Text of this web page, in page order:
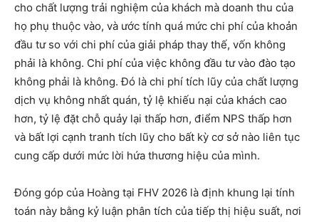
cho chất lượng trải nghiệm của khách mà doanh thu của
họ phụ thuộc vào, và ước tính quá mức chi phí của khoản
đầu tư so với chi phí của giải pháp thay thế, vốn không
phải là không. Chi phí của việc không đầu tư vào đào tạo
không phải là không. Đó là chi phí tích lũy của chất lượng
dịch vụ không nhất quán, tỷ lệ khiếu nại của khách cao
hơn, tỷ lệ đặt chỗ quảy lại thấp hơn, điểm NPS thấp hơn
và bất lợi cạnh tranh tích lũy cho bất kỳ cơ sở nào liên tục
cung cấp dưới mức lời hứa thương hiệu của mình.
Đóng góp của Hoàng tại FHV 2026 là định khung lại tính
toán này bằng kỷ luận phân tích của tiếp thị hiệu suất, nơi